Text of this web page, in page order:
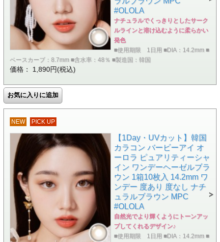
#OLOLA
ナチュラルでくっきりとしたサーク
ルラインと溶け込むように柔らかい
発色
■使用期限 1日用 ■DIA：14.2mm ■
ベースカーブ：8.7mm ■含水率：48％ ■製造国：韓国
価格： 1,890円(税込)
NEW PICK UP
【1Day・UVカット】韓国
カラコン バービーアイ オ
ーロラ ピュアリティーシャ
イン ワンデーヘーゼルブラ
ウン 1箱10枚入 14.2mm ワ
ンデー 度あり 度なし ナチ
ュラルブラウン MPC
#OLOLA
自然光でより輝くようにトーンアッ
プしてくれるデザイン♪
■使用期限 1日用 ■DIA：14.2mm ■